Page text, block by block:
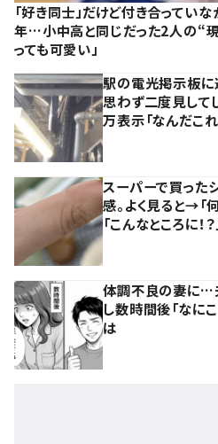
「好き同士」だけど付き合ってい
年…小中高と同じだった2人の“
っても可愛い」
駅の電光掲示板
思わず二度見して
万表示「なんだこれ
スーパーで買った
感。よく見ると→「
「こんなところに！
体調不良の妻に…
し数時間後「なに
は